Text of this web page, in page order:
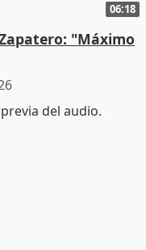
06:18
"Máximo